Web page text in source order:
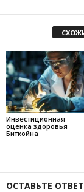
Инвестиционная
оценка здоровья
Биткойна
ОСТАВЬТЕ ОТВЕТ